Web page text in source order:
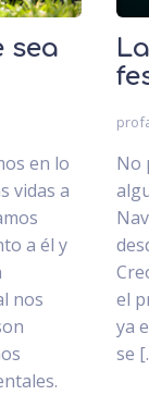
sea
en lo
vidas a
a él y
nos
No
el
ya
se